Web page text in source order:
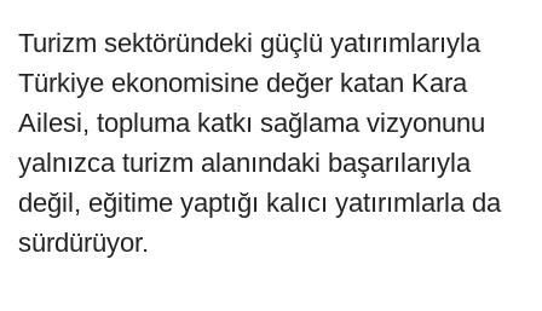
Turizm sektöründeki güçlü yatırımlarıyla
Türkiye ekonomisine değer katan Kara
Ailesi, topluma katkı sağlama vizyonunu
yalnızca turizm alanındaki başarılarıyla
değil, eğitime yaptığı kalıcı yatırımlarla da
sürdürüyor.